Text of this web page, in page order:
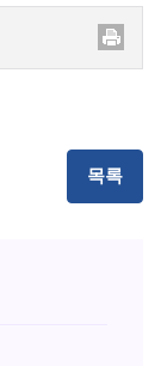
목록